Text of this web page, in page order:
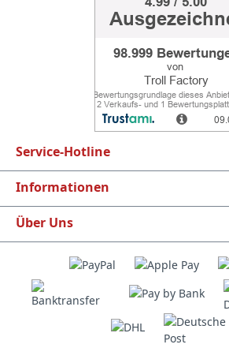
Service-Hotline
Informationen
Über Uns